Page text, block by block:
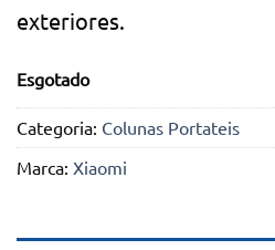
exteriores.
Esgotado
Categoria: Colunas Portateis
Marca: Xiaomi